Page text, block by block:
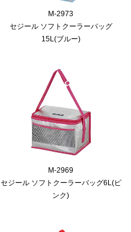
M-2973
セジール ソフトクーラーバッグ
15L(ブルー)
M-2969
セジール ソフトクーラーバッグ6L(ピ
ンク)